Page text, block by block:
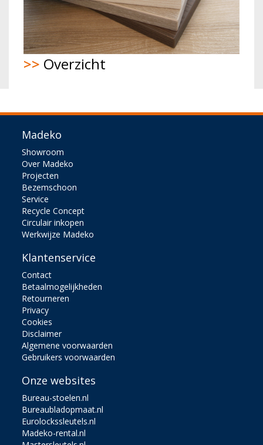
>> Overzicht
Madeko
Showroom
Over Madeko
Projecten
Bezemschoon
Service
Recycle Concept
Circulair inkopen
Werkwijze Madeko
Klantenservice
Contact
Betaalmogelijkheden
Retourneren
Privacy
Cookies
Disclaimer
Algemene voorwaarden
Gebruikers voorwaarden
Onze websites
Bureau-stoelen.nl
Bureaubladopmaat.nl
Eurolockssleutels.nl
Madeko-rental.nl